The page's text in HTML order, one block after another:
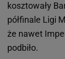
kosztowały
półfinale Ligi
że nawet
podbiło.